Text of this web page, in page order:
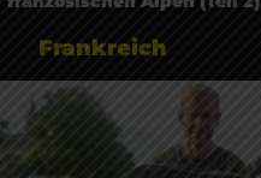
Frankreich